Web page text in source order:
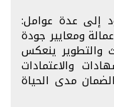
إلى عدة عوامل:
ومعايير جودة
والتطوير ينعكس
والاعتمادات
مدى الحياة